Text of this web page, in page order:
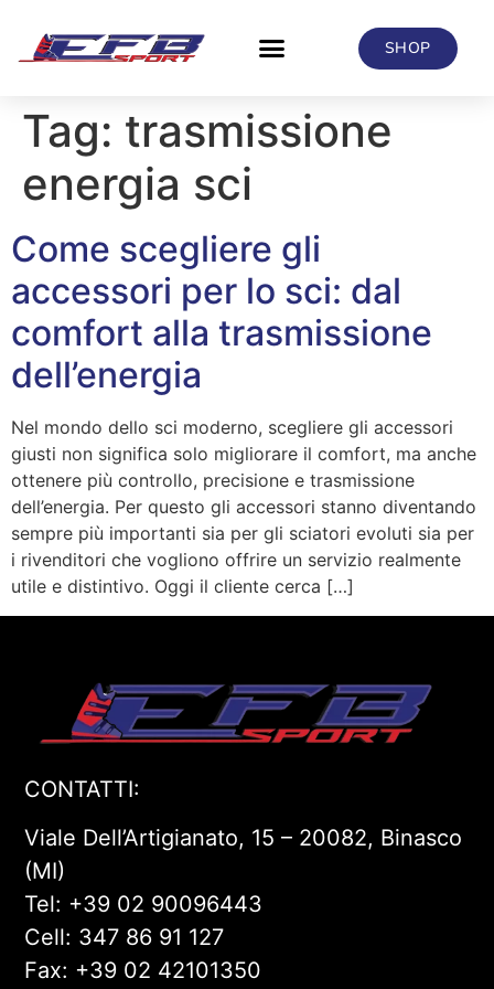
SHOP
Tag: trasmissione
energia sci
Come scegliere gli
accessori per lo sci: dal
comfort alla trasmissione
dell’energia
Nel mondo dello sci moderno, scegliere gli accessori
giusti non significa solo migliorare il comfort, ma anche
ottenere più controllo, precisione e trasmissione
dell’energia. Per questo gli accessori stanno diventando
sempre più importanti sia per gli sciatori evoluti sia per
i rivenditori che vogliono offrire un servizio realmente
utile e distintivo. Oggi il cliente cerca […]
CONTATTI:
Viale Dell’Artigianato, 15 – 20082, Binasco
(MI)
Tel: +39 02 90096443
Cell: 347 86 91 127
Fax: +39 02 42101350